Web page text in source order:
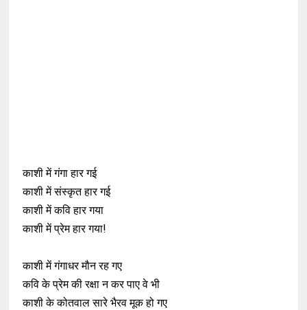
काशी में गंगा हार गई
काशी में संस्कृत हार गई
काशी में कवि हार गया
काशी में प्रेम हार गया!
काशी में गंगाधर मौन रह गए
कवि के प्रेम की रक्षा न कर पाए वे भी
काशी के कोतवाल सारे भैरव मूक हो गए